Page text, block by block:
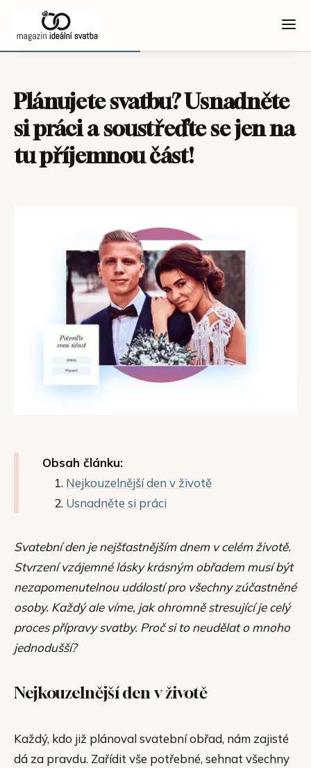
Plánujete svatbu? Usnadněte
si práci a soustřeďte se jen na
tu příjemnou část!
Obsah článku:
Nejkouzelnější den v životě
Usnadněte si práci
Svatební den je nejšťastnějším dnem v celém životě.
Stvrzení vzájemné lásky krásným obřadem musí být
nezapomenutelnou událostí pro všechny zúčastněné
osoby. Každý ale víme, jak ohromně stresující je celý
proces přípravy svatby. Proč si to neudělat o mnoho
jednodušší?
Nejkouzelnější den v životě
Každý, kdo již plánoval svatební obřad, nám zajisté
dá za pravdu. Zařídit vše potřebné, sehnat všechny